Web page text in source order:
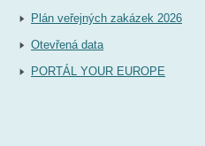
Plán veřejných zakázek 2026
Otevřená data
PORTÁL YOUR EUROPE